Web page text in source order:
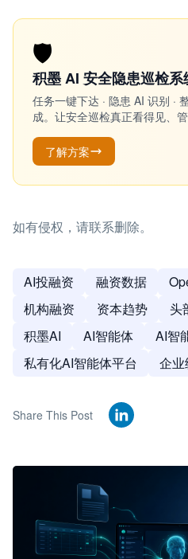
🛡️
积墨 AI 安全隐患巡检系
任务一键下达 · 隐患 AI 识别 ·
成。让安全巡检真正看得见、管
了解方案
如有侵权，请联系删除。
AI投融资 融资数据
机构融资
资本趋势 头
积墨AI
AI智能体
AI智
私有化AI智能体平台
企
Share This Post